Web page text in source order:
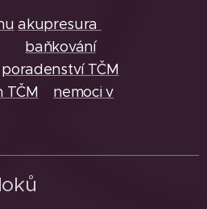
akupresura
baňkování
poradenství TČM
TČM
nemoci v